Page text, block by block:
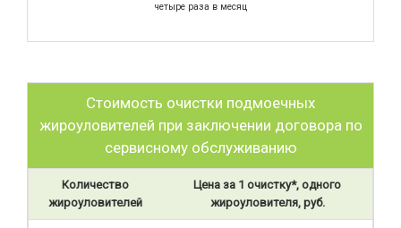
четыре раза в месяц
Стоимость очистки подмоечных
жироуловителей при заключении договора по
сервисному обслуживанию
Количество
жироуловителей
Цена за 1 очистку*, одного
жироуловителя, руб.